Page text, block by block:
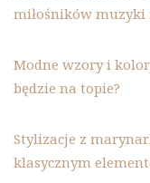
miłośników muzyki
Modne wzory i
będzie na topie?
Stylizacje z
klasycznym